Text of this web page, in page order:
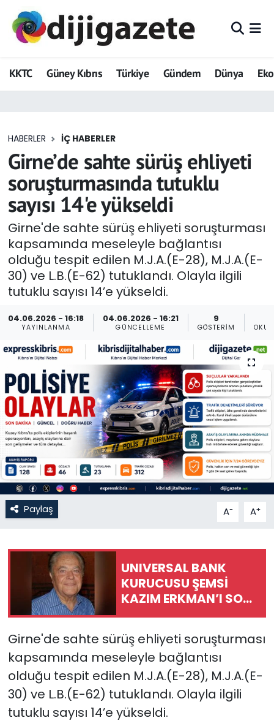
KKTC Güney Kıbrıs Türkiye Gündem Dünya
HABERLER İÇ HABERLER
Girne’de sahte sürüş ehliyeti
soruşturmasında tutuklu
sayısı 14'e yükseldi
Girne'de sahte sürüş ehliyeti soruşturması
kapsamında meseleyle bağlantısı
olduğu tespit edilen M.J.A.(E-28), M.J.A.(E-
30) ve L.B.(E-62) tutuklandı. Olayla ilgili
tutuklu sayısı 14’e yükseldi.
04.06.2026 - 16:18
YAYINLANMA
04.06.2026 - 16:21
GÜNCELLEME
9
GÖSTERIM
Paylaş A- A+
UNIVERSAL BANK
KURUCUSU ŞEMSİ
KAZIM ERKMAN’I SON
YOLCULUĞUNA
Girne'de sahte sürüş ehliyeti soruşturması
kapsamında meseleyle bağlantısı
olduğu tespit edilen M.J.A.(E-28), M.J.A.(E-
30) ve L.B.(E-62) tutuklandı. Olayla ilgili
tutuklu sayısı 14’e yükseldi.
ADVERTORIAL
Dijigazete
Eğitim
Ekonomi
Foto Galeri
GEZİ
Güncel
Gündem
KKTC
KKTC YEREL SEÇİM 2018
Kültür Sanat
Magazin
Moda
Nöbetçi Eczaneler
Otomobil Dünyası
Politika
SAĞLIK
Spor
Teknoloji
TÜRKiYE
Video Galeri
Hava Durumu
Trafik Durumu
Tüm Manşetler
Son Dakika Haberleri
Haber Arşivi